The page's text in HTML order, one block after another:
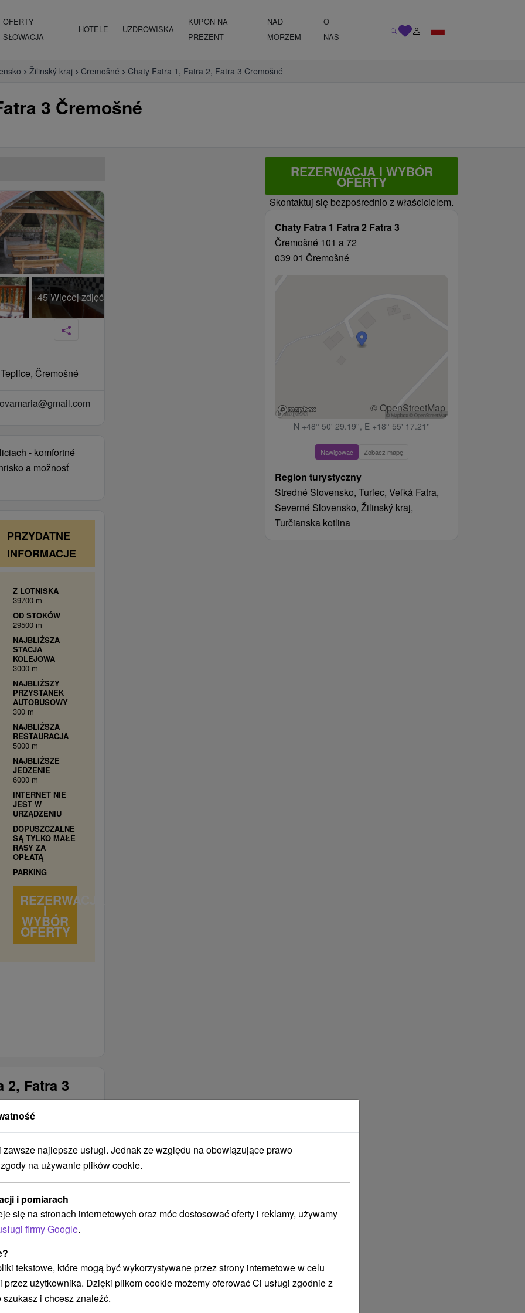
OFERTY
SŁOWACJA
HOTELE UZDROWISKA
KUPON NA
PREZENT
NAD
MORZEM
O
NAS
Žilinský kraj Čremošné Chaty Fatra 1, Fatra 2, Fatra 3 Čremošné
3 Čremošné
REZERWACJA I WYBÓR
OFERTY
Skontaktuj się bezpośrednio z właścicielem.
Chaty Fatra 1 Fatra 2 Fatra 3
Čremošné 101 a 72
039 01 Čremošné
© OpenStreetMap
N +48° 50' 29.19'', E +18° 55' 17.21''
Nawigować Zobacz mapę
Region turystyczny
Stredné Slovensko, Turiec, Veľká Fatra,
Severné Slovensko, Žilinský kraj,
Turčianska kotlina
+45 Więcej zdjęć
Čremošné
- komfortné
a možnosť
PRZYDATNE
INFORMACJE
Z LOTNISKA
39700 m
OD STOKÓW
29500 m
NAJBLIŻSZA
STACJA
KOLEJOWA
3000 m
NAJBLIŻSZY
PRZYSTANEK
AUTOBUSOWY
300 m
NAJBLIŻSZA
RESTAURACJA
5000 m
NAJBLIŻSZE
JEDZENIE
6000 m
INTERNET NIE
JEST W
URZĄDZENIU
DOPUSZCZALNE
SĄ TYLKO MAŁE
RASY ZA
OPŁATĄ
PARKING
REZERWACJA
I
WYBÓR
OFERTY
2, Fatra 3
CZY WŁAŚCICIEL
MIESZKA W
BUDYNKU?
NIE, počas pobytu sa
v objekte
NIE, objekt nie je
oplotený
SPOSÓB
OGRZEWANIA
BUDYNKU
Elektrické
najlepsze usługi. Jednak ze względu na obowiązujące prawo
na używanie plików cookie.
i pomiarach
się na stronach internetowych oraz móc dostosować oferty i reklamy, używamy
firmy Google.
tekstowe, które mogą być wykorzystywane przez strony internetowe w celu
przez użytkownika. Dzięki plikom cookie możemy oferować Ci usługi zgodnie z
i chcesz znaleźć.